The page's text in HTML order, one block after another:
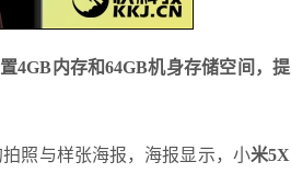
4GB内存和64GB机身存储空间，提
照与样张海报，海报显示，小米5X